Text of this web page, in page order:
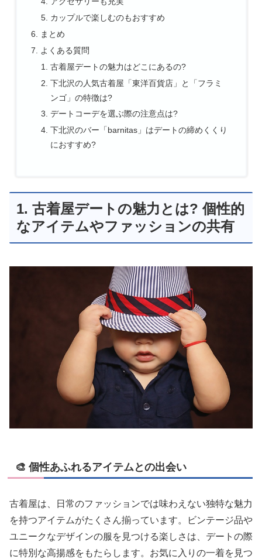
カップルで楽しむのもおすすめ
まとめ
よくある質問
古着屋デートの魅力はどこにあるの?
下北沢の人気古着屋「東洋百貨店」と「フラミ
ンゴ」の特徴は?
デートコーデを選ぶ際の注意点は?
下北沢のバー「barnitas」はデートの締めくくり
におすすめ?
1. 古着屋デートの魅力とは? 個性的
なアイテムやファッションの共有
🎨 個性あふれるアイテムとの出会い
古着屋は、日常のファッションでは味わえない独特な魅力
を持つアイテムがたくさん揃っています。ビンテージ品や
ユニークなデザインの服を見つける楽しさは、デートの際
に特別な高揚感をもたらします。お気に入りの一着を見つ